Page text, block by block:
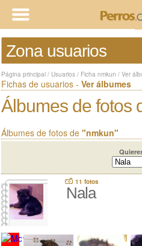
Zona usuarios
Página principal / Usuarios / Ficha nmkun / Ver
Fichas de usuarios - Ver álbumes
Álbumes de fotos
Álbumes de fotos de "nmkun"
11 fotos
Nala